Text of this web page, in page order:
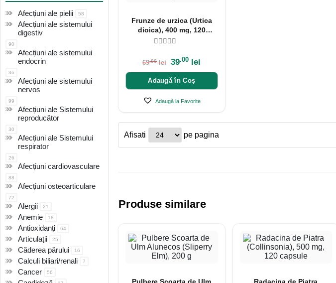
Afecțiuni ale pielii 58
Afecțiuni ale sistemului
digestiv
90
Afecțiuni ale sistemului
endocrin
36
Afecțiuni ale sistemului
nervos
99
Afecțiuni ale Sistemului
reproducător
30
Afecțiuni ale Sistemului
respirator
26
Afecțiuni cardiovasculare
88
Afecțiuni osteoarticulare
72
Alergii 21
Anemie 18
Antioxidanți 64
Articulații 25
Căderea părului 16
Calculi biliari/renali 7
Cancer 56
Frunze de urzica (Urtica
dioica), 400 mg, 120
capsule
69.00 lei 39.00 lei
Adaugă în Coș
Adaugă la Favorite
Afisati pe pagina
Produse similare